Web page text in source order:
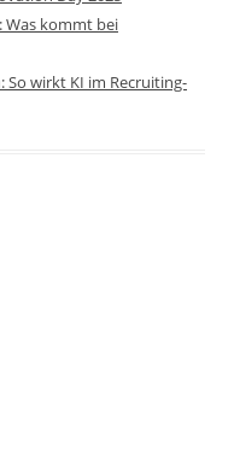
Was kommt bei
So wirkt KI im Recruiting-